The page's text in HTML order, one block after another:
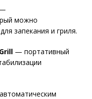
можно
запекания и гриля.
— портативный